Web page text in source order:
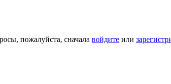
пожалуйста, сначала войдите или